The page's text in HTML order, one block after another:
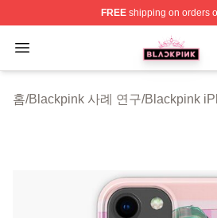
FREEshipping on orders
Open menu
BLACKPINK Shop - Official
홈/Blackpink 사례 연구/Blackpink